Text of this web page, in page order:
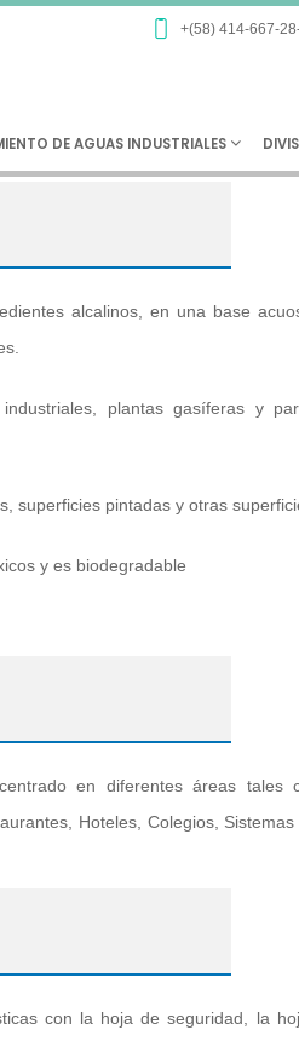
+(58) 414-667-
DE AGUAS INDUSTRIALES
alcalinos, en una base
plantas gasíferas y
superficies pintadas y otras
y es biodegradable
en diferentes áreas tales
Hoteles, Colegios, Sistemas
con la hoja de seguridad, la